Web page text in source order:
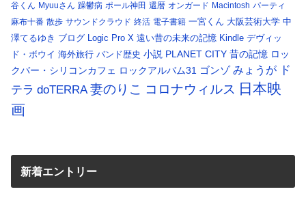
谷くん Myuuさん 躁鬱病 ポール神田 還暦 オンガード Macintosh パーティ
麻布十番 散歩 サウンドクラウド 終活 電子書籍 一宮くん 大阪芸術大学 中
澤てるゆき ブログ Logic Pro X 遠い昔の未来の記憶 Kindle デヴィッ
ド・ボウイ 海外旅行 バンド歴史 小説 PLANET CITY 昔の記憶 ロッ
クバー・シリコンカフェ ロックアルバム31 ゴンゾ みょうが
ド
テラ doTERRA 妻のりこ コロナウィルス 日本映
画
新着エントリー